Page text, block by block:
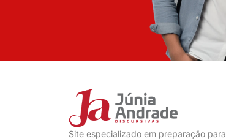
Site especializado em preparação para